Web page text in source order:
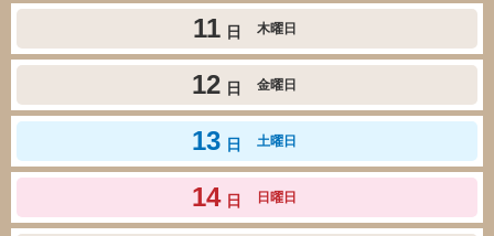
11 日 木曜日
12 日 金曜日
13 日 土曜日
14 日 日曜日